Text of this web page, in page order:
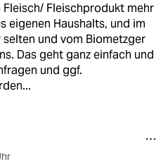
Fleisch/ Fleischprodukt mehr
eigenen Haushalts, und im
selten und vom Biometzger
Das geht ganz einfach und
und ggf.